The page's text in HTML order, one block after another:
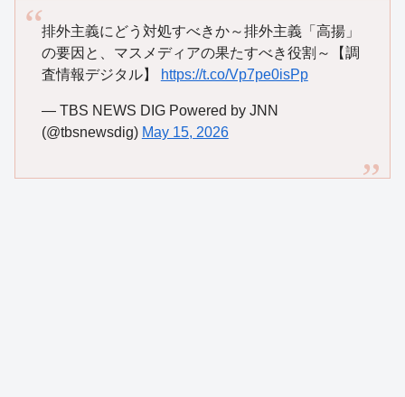
排外主義にどう対処すべきか～排外主義「高揚」
の要因と、マスメディアの果たすべき役割～【調
査情報デジタル】
https://t.co/Vp7pe0isPp
— TBS NEWS DIG Powered by JNN
(@tbsnewsdig) May 15, 2026